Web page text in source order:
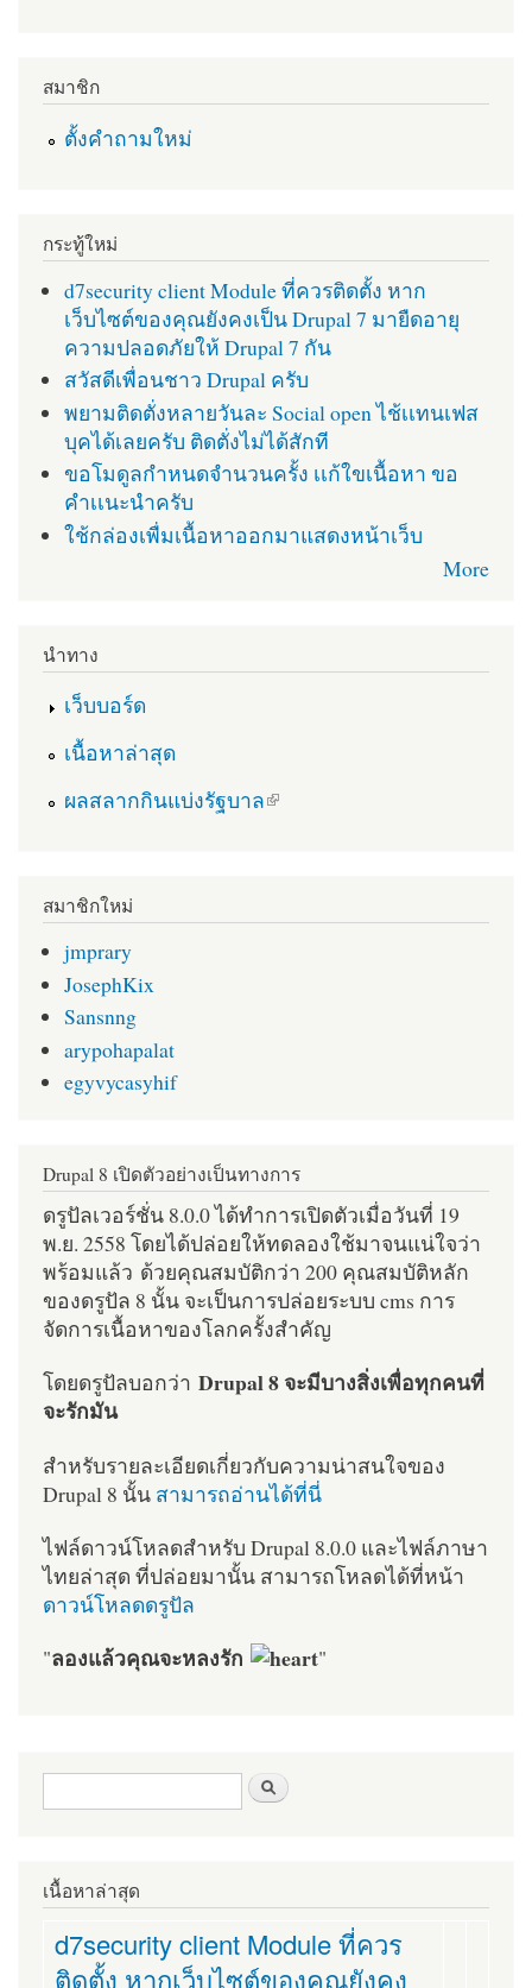
สมาชิก
ตั้งคำถามใหม่
กระทู้ใหม่
d7security client Module ที่ควรติดตั้ง หาก
เว็บไซต์ของคุณยังคงเป็น Drupal 7 มายืดอายุ
ความปลอดภัยให้ Drupal 7 กัน
สวัสดีเพื่อนชาว Drupal ครับ
พยามติดตั่งหลายวันละ Social open ไช้เเทนเฟส
บุคได้เลยครับ ติดตั่งไม่ได้สักที
ขอโมดูลกำหนดจำนวนครั้ง เเก้ใขเนื้อหา ขอ
คำเเนะนำครับ
ใช้กล่องเพื่มเนื้อหาออกมาแสดงหน้าเว็บ
More
นำทาง
เว็บบอร์ด
เนื้อหาล่าสุด
ผลสลากกินแบ่งรัฐบาล
(link is external)
สมาชิกใหม่
jmprary
JosephKix
Sansnng
arypohapalat
egyvycasyhif
Drupal 8 เปิดตัวอย่างเป็นทางการ
ดรูปัลเวอร์ชั่น 8.0.0 ได้ทำการเปิดตัวเมื่อวันที่ 19
พ.ย. 2558 โดยได้ปล่อยให้ทดลองใช้มาจนแน่ใจว่า
พร้อมแล้ว ด้วยคุณสมบัติกว่า 200 คุณสมบัติหลัก
ของดรูปัล 8 นั้น จะเป็นการปล่อยระบบ cms การ
จัดการเนื้อหาของโลกครั้งสำคัญ
โดยดรูปัลบอกว่า Drupal 8 จะมีบางสิ่งเพื่อทุกคนที่
จะรักมัน
สำหรับรายละเอียดเกี่ยวกับความน่าสนใจของ
Drupal 8 นั้น สามารถอ่านได้ที่นี่
ไฟล์ดาวน์โหลดสำหรับ Drupal 8.0.0 และไฟล์ภาษา
ไทยล่าสุด ที่ปล่อยมานั้น สามารถโหลดได้ที่หน้า
ดาวน์โหลดดรูปัล
"ลองแล้วคุณจะหลงรัก "
ฟอร์มค้นหา
เนื้อหาล่าสุด
d7security client Module ที่ควร
ติดตั้ง หากเว็บไซต์ของคุณยังคง